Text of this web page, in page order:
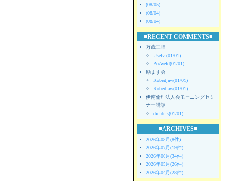
(08/05)
(08/04)
(08/04)
■RECENT COMMENTS■
万歳三唱
Uselve(01/01)
PoAveld(01/01)
励ます会
Robertjaw(01/01)
Robertjaw(01/01)
伊南倫理法人会モーニングセミ
ナー講話
dicldujs(01/01)
■ARCHIVES■
2026年08月(8件)
2026年07月(19件)
2026年06月(34件)
2026年05月(26件)
2026年04月(28件)